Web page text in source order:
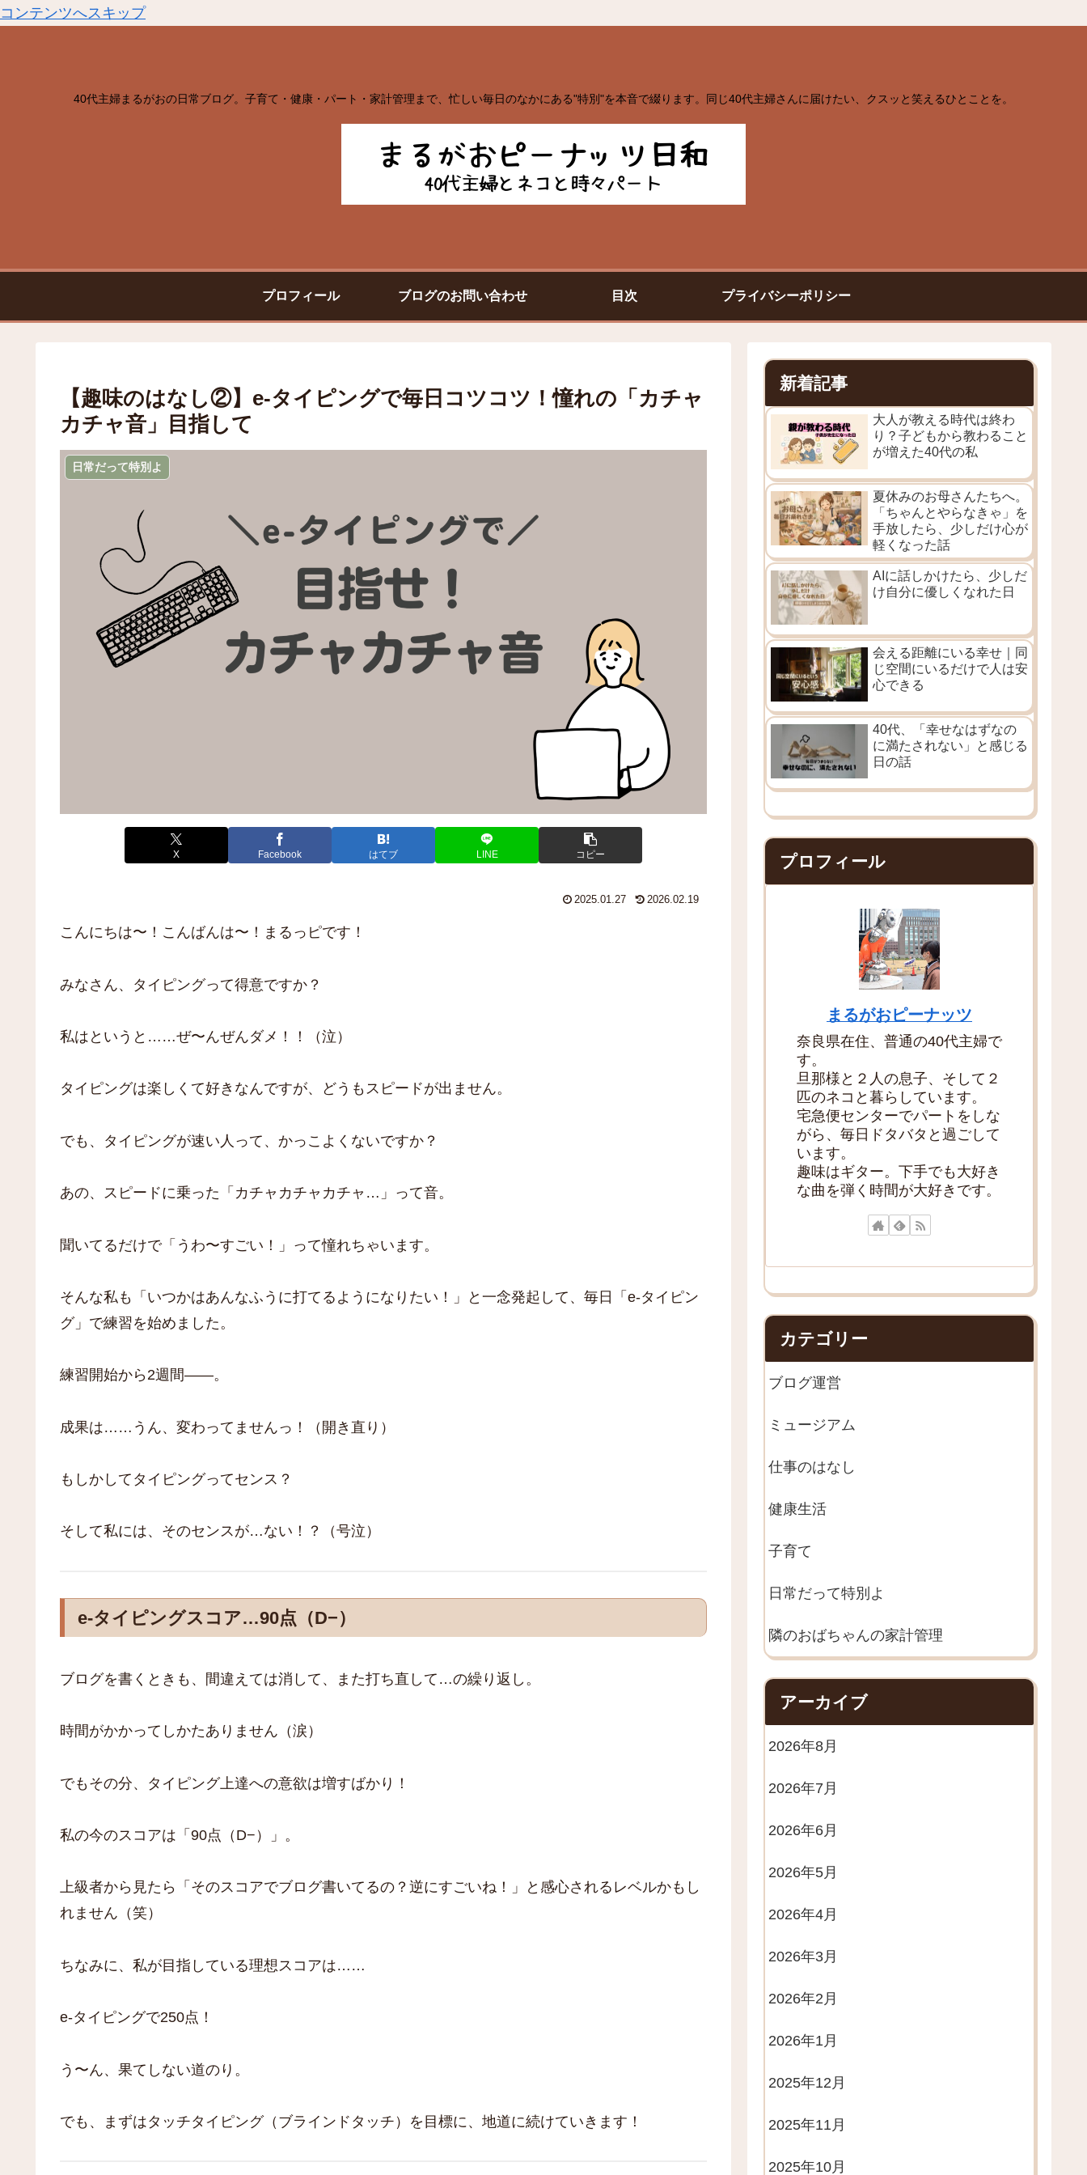
コンテンツへスキップ
40代主婦まるがおの日常ブログ。子育て・健康・パート・家計管理まで、忙しい毎日のなかにある"特別"を本音で綴ります。同じ40代主婦さんに届けたい、クスッと笑えるひとことを。
プロフィール ブログのお問い合わせ 目次 プライバシーポリシー
【趣味のはなし②】e-タイピングで毎日コツコツ！憧れの「カチャ
カチャ音」目指して
日常だって特別よ
X Facebook はてブ LINE コピー
2025.01.27 2026.02.19
こんにちは〜！こんばんは〜！まるっピです！
みなさん、タイピングって得意ですか？
私はというと……ぜ〜んぜんダメ！！（泣）
タイピングは楽しくて好きなんですが、どうもスピードが出ません。
でも、タイピングが速い人って、かっこよくないですか？
あの、スピードに乗った「カチャカチャカチャ…」って音。
聞いてるだけで「うわ〜すごい！」って憧れちゃいます。
そんな私も「いつかはあんなふうに打てるようになりたい！」と一念発起して、毎日「e-タイピン
グ」で練習を始めました。
練習開始から2週間――。
成果は……うん、変わってませんっ！（開き直り）
もしかしてタイピングってセンス？
そして私には、そのセンスが…ない！？（号泣）
e-タイピングスコア…90点（D−）
ブログを書くときも、間違えては消して、また打ち直して…の繰り返し。
時間がかかってしかたありません（涙）
でもその分、タイピング上達への意欲は増すばかり！
私の今のスコアは「90点（D−）」。
上級者から見たら「そのスコアでブログ書いてるの？逆にすごいね！」と感心されるレベルかもし
れません（笑）
ちなみに、私が目指している理想スコアは……
e-タイピングで250点！
う〜ん、果てしない道のり。
でも、まずはタッチタイピング（ブラインドタッチ）を目標に、地道に続けていきます！
新着記事
大人が教える時代は終わ
り？子どもから教わること
が増えた40代の私
夏休みのお母さんたちへ。
「ちゃんとやらなきゃ」を
手放したら、少しだけ心が
軽くなった話
AIに話しかけたら、少しだ
け自分に優しくなれた日
会える距離にいる幸せ｜同
じ空間にいるだけで人は安
心できる
40代、「幸せなはずなの
に満たされない」と感じる
日の話
プロフィール
まるがおピーナッツ
奈良県在住、普通の40代主婦で
す。
旦那様と２人の息子、そして２
匹のネコと暮らしています。
宅急便センターでパートをしな
がら、毎日ドタバタと過ごして
います。
趣味はギター。下手でも大好き
な曲を弾く時間が大好きです。
カテゴリー
ブログ運営
ミュージアム
仕事のはなし
健康生活
子育て
日常だって特別よ
隣のおばちゃんの家計管理
アーカイブ
2026年8月
2026年7月
2026年6月
2026年5月
2026年4月
2026年3月
2026年2月
2026年1月
2025年12月
2025年11月
2025年10月